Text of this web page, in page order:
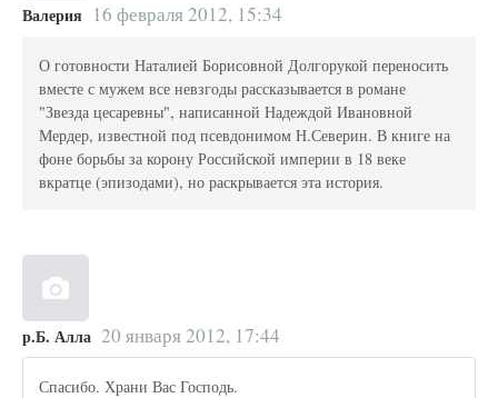
Валерия 16 февраля 2012, 15:34
О готовности Наталией Борисовной Долгорукой переносить
вместе с мужем все невзгоды рассказывается в романе
"Звезда цесаревны", написанной Надеждой Ивановной
Мердер, известной под псевдонимом Н.Северин. В книге на
фоне борьбы за корону Российской империи в 18 веке
вкратце (эпизодами), но раскрывается эта история.
р.Б. Алла 20 января 2012, 17:44
Спасибо. Храни Вас Господь.